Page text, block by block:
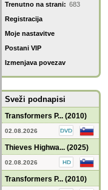
Trenutno na strani: 683
Registracija
Moje nastavitve
Postani VIP
Izmenjava povezav
Sveži podnapisi
Transformers P... (2010)
02.08.2026
Thieves Highwa... (2025)
02.08.2026
Transformers P... (2010)